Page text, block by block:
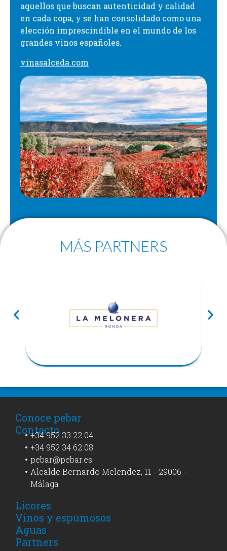
aquellos que buscan autenticidad y calidad
en cada copa, y se han consolidado como una
elección imprescindible en el mundo de los
grandes vinos españoles.
vinasalceda.com
MÁS PARTNERS
Conoce pebar
Contacto
+34 952 33 22 04
+34 952 34 62 08
pebar@pebar.es
Alcalde Bernardo Melendez, 11 - 29006 -
Málaga
Licores
Vinos y espumosos
Aguas
Partners